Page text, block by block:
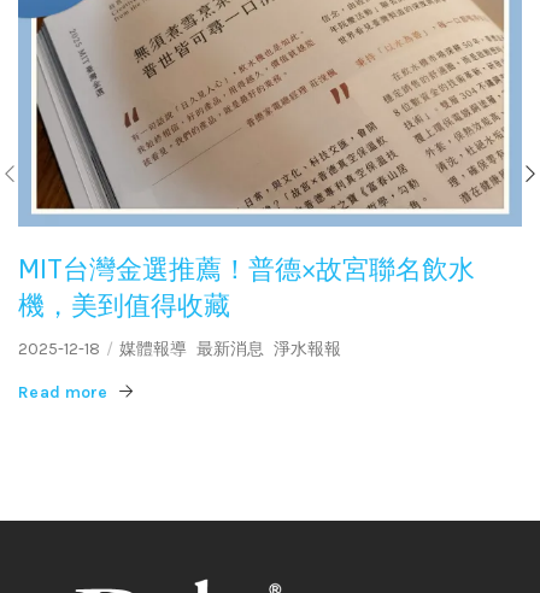
MIT台灣金選推薦！普德×故宮聯名飲水
機，美到值得收藏
2025-12-18 媒體報導 最新消息 淨水報報
Read more